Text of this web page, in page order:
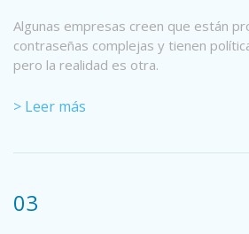
Algunas empresas creen que están
contraseñas complejas y tienen
pero la realidad es otra.
> Leer más
03